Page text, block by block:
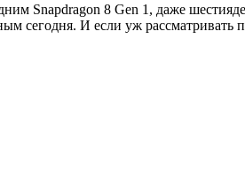
Snapdragon 8 Gen 1, даже
сегодня. И если уж